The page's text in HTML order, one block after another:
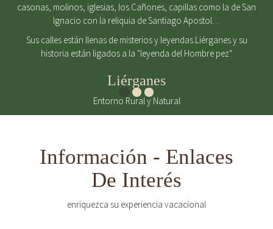
casonas, molinos, iglesias, los Cañones, capillas como la de San
Ignacio con la reliquia de Santiago Apostol…
Sus calles están llenas de misterios y leyendas.Liérganes y su
historia están ligados a la "leyenda del Hombre pez".
Liérganes
Entorno Rural y Natural
Información - Enlaces
De Interés
enriquezca su experiencia vacacional